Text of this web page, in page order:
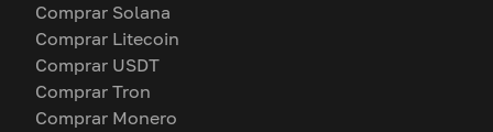
Comprar Solana
Comprar Litecoin
Comprar USDT
Comprar Tron
Comprar Monero